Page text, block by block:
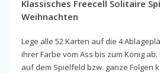
Klassisches Freecell Solitaire
Weihnachten
Lege alle 52 Karten auf die 4
ihrer Farbe vom Ass bis zum König
auf dem Spielfeld bzw. ganze Folgen